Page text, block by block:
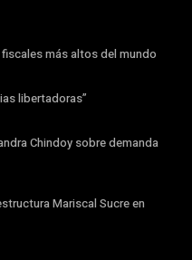
más altos del mundo
libertadoras”
Chindoy sobre demanda
Mariscal Sucre en